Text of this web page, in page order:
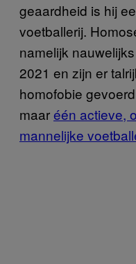
geaardheid is hij
voetballerij.
namelijk
2021 en zijn er
homofobie
maaréén actieve,
mannelijke